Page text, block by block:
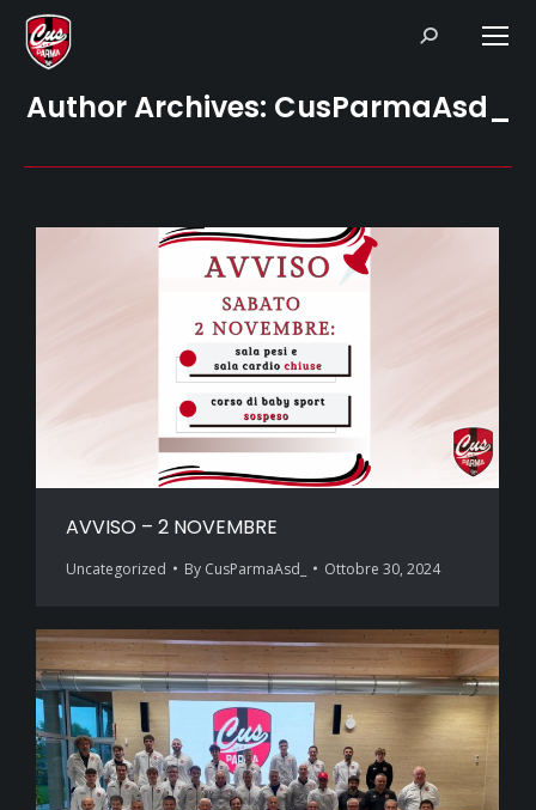
Search:
Author Archives: CusParmaAsd_
AVVISO – 2 NOVEMBRE
Uncategorized By CusParmaAsd_ Ottobre 30, 2024